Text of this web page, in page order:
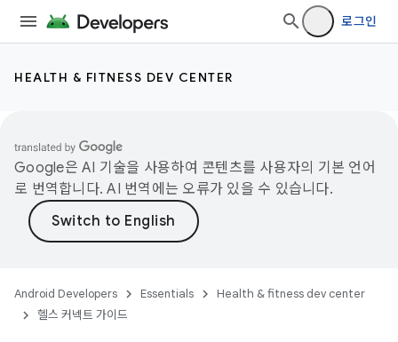
로그인
HEALTH & FITNESS DEV CENTER
Google은 AI 기술을 사용하여 콘텐츠를 사용자의 기본 언어
로 번역합니다. AI 번역에는 오류가 있을 수 있습니다.
Android Developers Essentials
Health & fitness dev center
헬스 커넥트 가이드